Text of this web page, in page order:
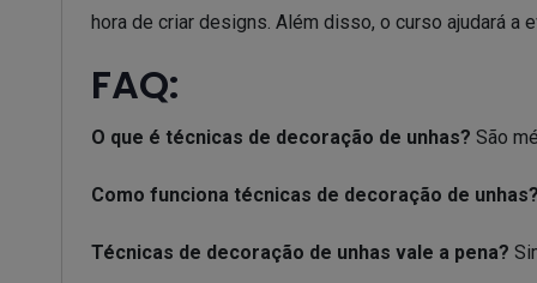
hora de criar designs. Além disso, o curso ajudará
FAQ:
O que é técnicas de decoração de unhas? São
Como funciona técnicas de decoração de
Técnicas de decoração de unhas vale a pena?